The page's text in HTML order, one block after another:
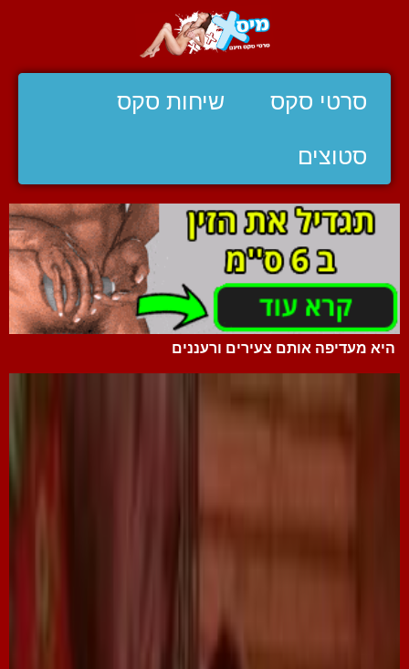
סרטי סקס שיחות סקס
סטוצים
היא מעדיפה אותם צעירים ורעננים